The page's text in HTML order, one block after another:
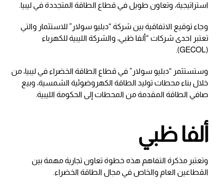
استراتيجية، وتعاون طويل في قطاع الطاقة المتجددة في ليبيا.
وجاء توقيع الاتفاقية بين شركة “دبليو سولار” للاستثمار والتي
تعتبر احدى شركات “ألفا ظبي، والشركة الليبية للكهرباء
(GECOL).
وستستثمر “دبليو سولار” في قطاع الطاقة الخضراء في ليبيا، من
خلال بناء محطات توليد الطاقة الكهروضوئية الشمسية، وبيع
صافي الطاقة المقدمة من المحطات إلى الحكومة الليبية.
ألفا ظبي
وتعتبر مذكرة التفاهم هذه خطوة تعاون تجارية مهمة بين
القطاعين العام والخاص في مجال الطاقة الخضراء.